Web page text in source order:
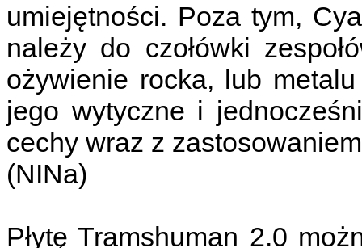
umiejętności. Poza tym,
należy do czołówki
ożywienie rocka, lub
jego wytyczne i
cechy wraz z
(NINa)
Płytę Tramshuman 2.0